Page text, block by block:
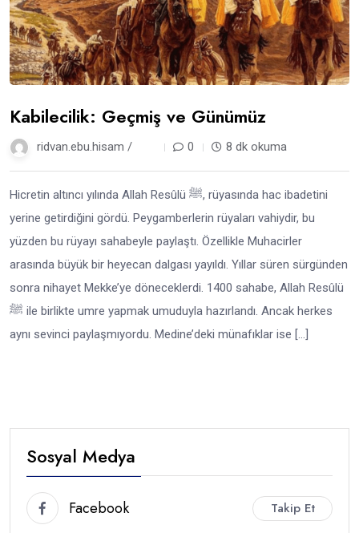
Kabilecilik: Geçmiş ve Günümüz
ridvan.ebu.hisam / 0 8 dk okuma
Hicretin altıncı yılında Allah Resûlü ﷺ, rüyasında hac ibadetini
yerine getirdiğini gördü. Peygamberlerin rüyaları vahiydir, bu
yüzden bu rüyayı sahabeyle paylaştı. Özellikle Muhacirler
arasında büyük bir heyecan dalgası yayıldı. Yıllar süren sürgünden
sonra nihayet Mekke’ye döneceklerdi. 1400 sahabe, Allah Resûlü
ﷺ ile birlikte umre yapmak umuduyla hazırlandı. Ancak herkes
aynı sevinci paylaşmıyordu. Medine’deki münafıklar ise […]
Sosyal Medya
Facebook Takip Et